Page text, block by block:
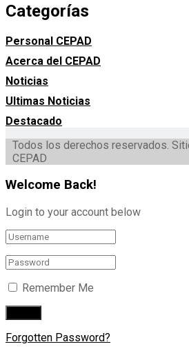
Categorías
Personal CEPAD
Acerca del CEPAD
Noticias
Ultimas Noticias
Destacado
Todos los derechos reservados.
CEPAD
Welcome Back!
Login to your account below
Remember Me
Forgotten Password?